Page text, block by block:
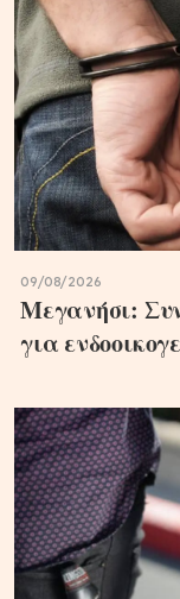
09/08/2026
Μεγανήσι:
για